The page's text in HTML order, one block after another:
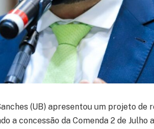
(UB) apresentou um projeto de
a concessão da Comenda 2 de Julho